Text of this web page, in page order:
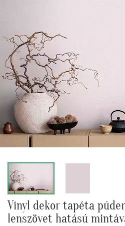
Vinyl dekor tapéta
lenszövet hatású